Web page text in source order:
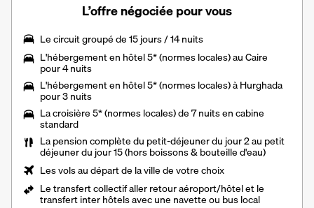
L’offre négociée pour vous
Lecircuit groupé de 15 jours / 14 nuits
L'hébergement en hôtel 5* (normes locales) au Caire
pour 4 nuits
L'hébergement en hôtel 5* (normes locales) à Hurghada
pour 3 nuits
Lacroisière 5* (normes locales) de 7 nuitsen cabine
standard
Lapension complètedu petit-déjeuner du jour 2 au petit
déjeuner du jour 15 (hors boissons & bouteille d'eau)
Les vols au départ de la ville de votre choix
Letransfert collectif aller retour aéroport/hôtel et le
transfert inter hôtelsavec une navette ou bus local